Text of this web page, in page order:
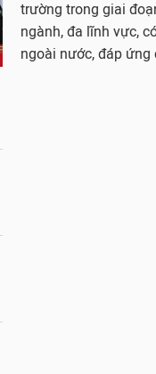
trường trong giai
ngành, đa lĩnh vực,
ngoài nước, đáp ứng